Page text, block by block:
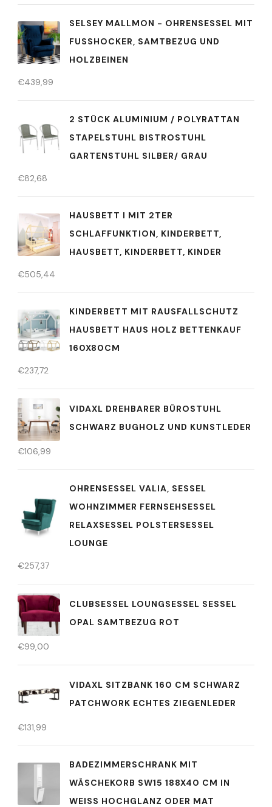
SELSEY MALLMON - OHRENSESSEL MIT
FUSSHOCKER, SAMTBEZUG UND H
OLZBEINEN
€439,99
2 STÜCK ALUMINIUM / POLYRATTAN
STAPELSTUHL BISTROSTUHL
GARTENSTUHL SILBER/ GRAU
€82,68
HAUSBETT I MIT 2TER
SCHLAFFUNKTION, KINDERBETT,
HAUSBETT, KINDERBETT, KINDER
€505,44
KINDERBETT MIT RAUSFALLSCHUTZ
HAUSBETT HAUS HOLZ BETTENKAUF
160X80CM
€237,72
VIDAXL DREHBARER BÜROSTUHL
SCHWARZ BUGHOLZ UND KUNSTLEDER
€106,99
OHRENSESSEL VALIA, SESSEL
WOHNZIMMER FERNSEHSESSEL
RELAXSESSEL POLSTERSESSEL
LOUNGE
€257,37
CLUBSESSEL LOUNGSESSEL SESSEL
OPAL SAMTBEZUG ROT
€99,00
VIDAXL SITZBANK 160 CM SCHWARZ
PATCHWORK ECHTES ZIEGENLEDER
€131,99
BADEZIMMERSCHRANK MIT
WÄSCHEKORB SW15 188X40 CM IN
WEISS HOCHGLANZ ODER MAT